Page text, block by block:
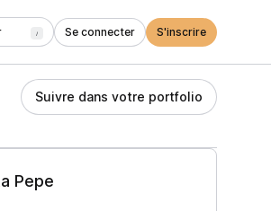
/ Se connecter S'inscrire
Suivre dans votre portfolio
Pepe